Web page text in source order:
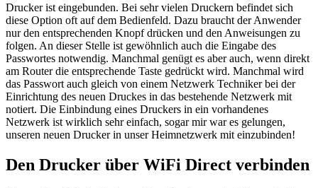
Drucker ist eingebunden. Bei sehr vielen Druckern befindet sich
diese Option oft auf dem Bedienfeld. Dazu braucht der Anwender
nur den entsprechenden Knopf drücken und den Anweisungen zu
folgen. An dieser Stelle ist gewöhnlich auch die Eingabe des
Passwortes notwendig. Manchmal genügt es aber auch, wenn direkt
am Router die entsprechende Taste gedrückt wird. Manchmal wird
das Passwort auch gleich von einem Netzwerk Techniker bei der
Einrichtung des neuen Druckes in das bestehende Netzwerk mit
notiert. Die Einbindung eines Druckers in ein vorhandenes
Netzwerk ist wirklich sehr einfach, sogar mir war es gelungen,
unseren neuen Drucker in unser Heimnetzwerk mit einzubinden!
Den Drucker über WiFi Direct verbinden